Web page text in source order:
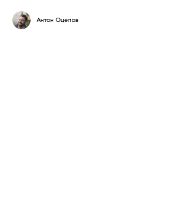
Антон Оцепов